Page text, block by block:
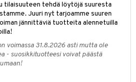
tilaisuuteen tehdä löytöjä suuresta
Juuri nyt tarjoamme suuren
jännittäviä tuotteita alennetuilla
voimassa 31.8.2026 asti mutta ole
- suosikkituotteesi voivat päästä